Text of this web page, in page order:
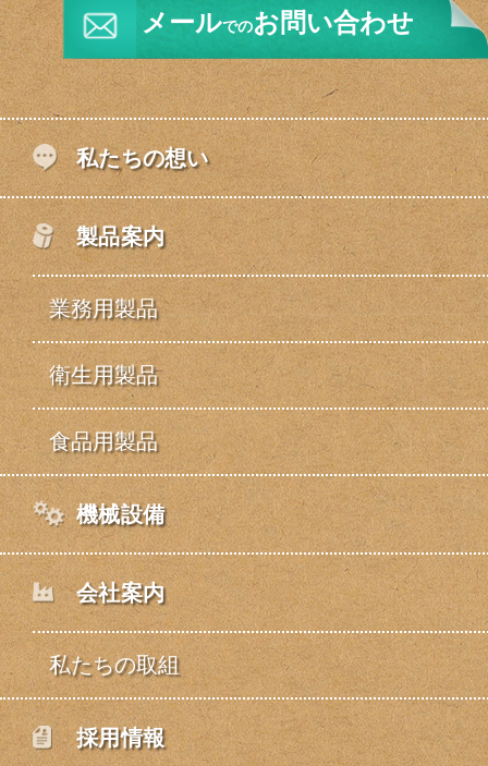
メールでのお問い合わせ
私たちの想い
製品案内
業務用製品
衛生用製品
食品用製品
機械設備
会社案内
私たちの取組
採用情報